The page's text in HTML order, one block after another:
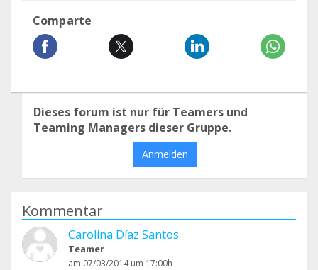
Comparte
Dieses forum ist nur für Teamers und
Teaming Managers dieser Gruppe.
Anmelden
Kommentar
Carolina Díaz Santos
Teamer
am 07/03/2014 um 17:00h